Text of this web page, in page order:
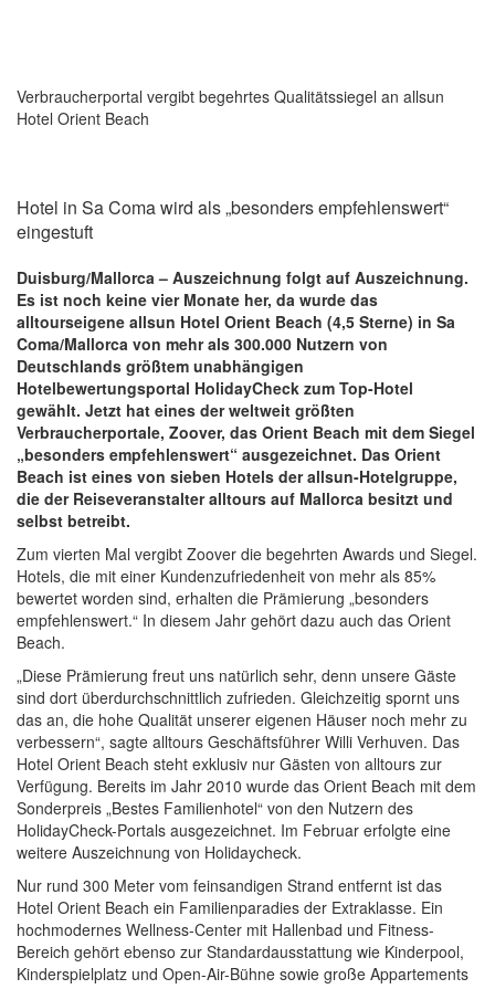
Verbraucherportal vergibt begehrtes Qualitätssiegel an allsun
Hotel Orient Beach
Hotel in Sa Coma wird als „besonders empfehlenswert“
eingestuft
Duisburg/Mallorca – Auszeichnung folgt auf Auszeichnung.
Es ist noch keine vier Monate her, da wurde das
alltourseigene allsun Hotel Orient Beach (4,5 Sterne) in Sa
Coma/Mallorca von mehr als 300.000 Nutzern von
Deutschlands größtem unabhängigen
Hotelbewertungsportal HolidayCheck zum Top-Hotel
gewählt. Jetzt hat eines der weltweit größten
Verbraucherportale, Zoover, das Orient Beach mit dem Siegel
„besonders empfehlenswert“ ausgezeichnet. Das Orient
Beach ist eines von sieben Hotels der allsun-Hotelgruppe,
die der Reiseveranstalter alltours auf Mallorca besitzt und
selbst betreibt.
Zum vierten Mal vergibt Zoover die begehrten Awards und Siegel.
Hotels, die mit einer Kundenzufriedenheit von mehr als 85%
bewertet worden sind, erhalten die Prämierung „besonders
empfehlenswert.“ In diesem Jahr gehört dazu auch das Orient
Beach.
„Diese Prämierung freut uns natürlich sehr, denn unsere Gäste
sind dort überdurchschnittlich zufrieden. Gleichzeitig spornt uns
das an, die hohe Qualität unserer eigenen Häuser noch mehr zu
verbessern“, sagte alltours Geschäftsführer Willi Verhuven. Das
Hotel Orient Beach steht exklusiv nur Gästen von alltours zur
Verfügung. Bereits im Jahr 2010 wurde das Orient Beach mit dem
Sonderpreis „Bestes Familienhotel“ von den Nutzern des
HolidayCheck-Portals ausgezeichnet. Im Februar erfolgte eine
weitere Auszeichnung von Holidaycheck.
Nur rund 300 Meter vom feinsandigen Strand entfernt ist das
Hotel Orient Beach ein Familienparadies der Extraklasse. Ein
hochmodernes Wellness-Center mit Hallenbad und Fitness-
Bereich gehört ebenso zur Standardausstattung wie Kinderpool,
Kinderspielplatz und Open-Air-Bühne sowie große Appartements